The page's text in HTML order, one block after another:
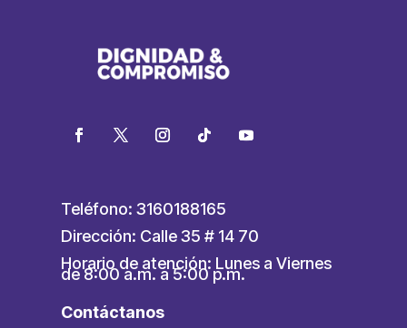
Teléfono: 3160188165
Dirección: Calle 35 # 14 70
Horario de atención: Lunes a Viernes
de 8:00 a.m. a 5:00 p.m.
Contáctanos